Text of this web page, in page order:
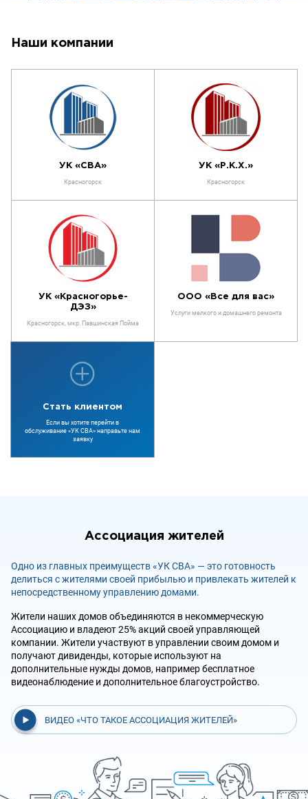
Наши компании
УК «СВА»
Красногорск
УК «Р.К.Х.»
Красногорск
УК «Красногорье-
ДЭЗ»
Красногорск, мкр. Павшинская Пойма
ООО «Все для вас»
Услуги мелкого и домашнего ремонта
Стать клиентом
Если вы хотите перейти в
обслуживание «УК СВА» направьте нам
заявку
Ассоциация жителей
Одно из главных преимуществ «УК СВА» — это готовность
делиться с жителями своей прибылью и привлекать жителей к
непосредственному управлению домами.
Жители наших домов объединяются в некоммерческую
Ассоциацию и владеют 25% акций своей управляющей
компании. Жители участвуют в управлении своим домом и
получают дивиденды, которые используют на
дополнительные нужды домов, например бесплатное
видеонаблюдение и дополнительное благоустройство.
ВИДЕО «ЧТО ТАКОЕ АССОЦИАЦИЯ ЖИТЕЛЕЙ»